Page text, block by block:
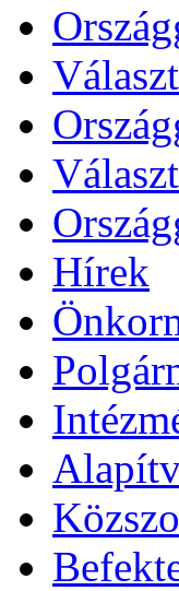
Hírek